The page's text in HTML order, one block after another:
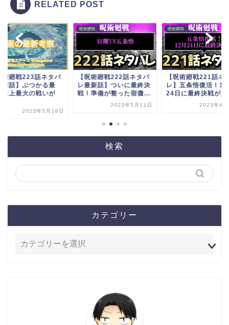
RELATED POST
術廻戦223話ネタバ
新話】ぶつかる最
史上最大の戦いが
2023年5月18日
呪術廻戦
【呪術廻戦222話ネタバ
レ最新話】ついに最終決
戦！準備が整った宿儺...
2023年5月11日
呪術廻戦
【呪術廻戦221話ネ
レ】五条悟復活！12
24日に最終決戦が始
2023年4
検索
カテゴリー